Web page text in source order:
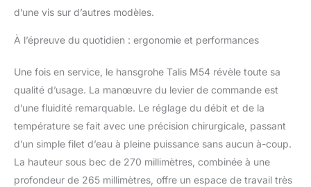
d’une vis sur d’autres modèles.
À l’épreuve du quotidien : ergonomie et performances
Une fois en service, le hansgrohe Talis M54 révèle toute sa
qualité d’usage. La manœuvre du levier de commande est
d’une fluidité remarquable. Le réglage du débit et de la
température se fait avec une précision chirurgicale, passant
d’un simple filet d’eau à pleine puissance sans aucun à-coup.
La hauteur sous bec de 270 millimètres, combinée à une
profondeur de 265 millimètres, offre un espace de travail très